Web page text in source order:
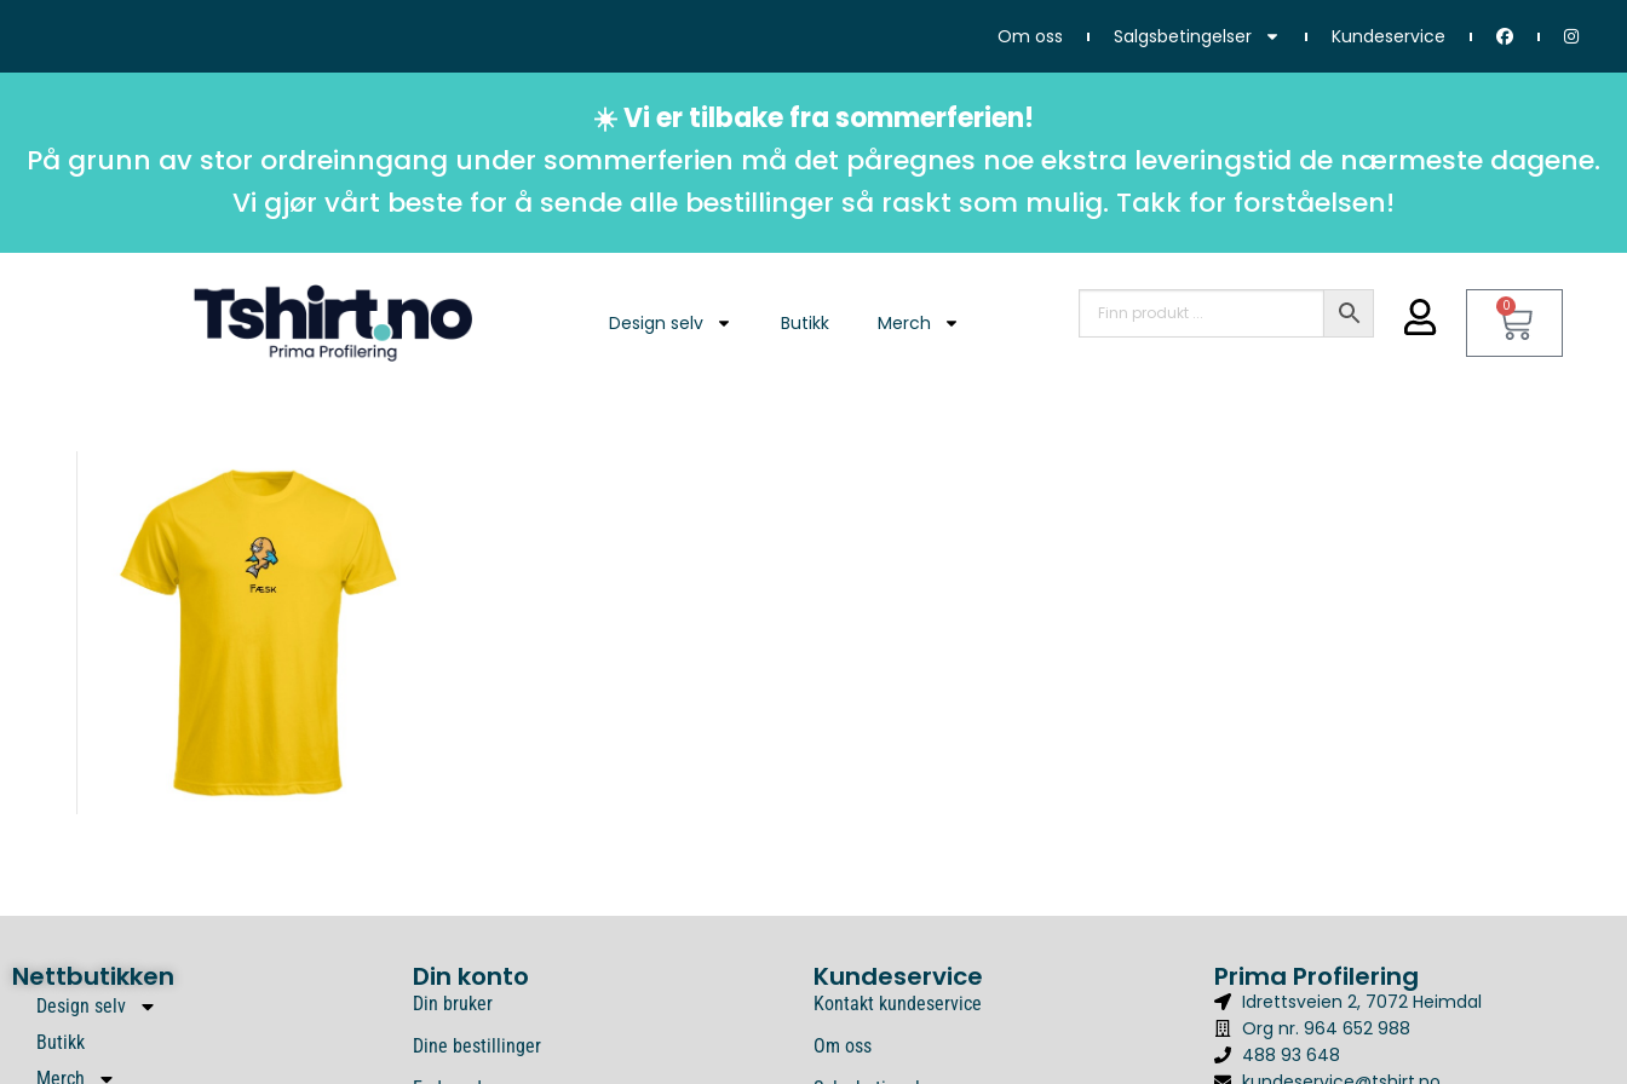
Om oss Salgsbetingelser Kundeservice
☀️ Vi er tilbake fra sommerferien!
På grunn av stor ordreinngang under sommerferien må det påregnes noe ekstra leveringstid de nærmeste dagene.
Vi gjør vårt beste for å sende alle bestillinger så raskt som mulig. Takk for forståelsen!
Design selv Butikk Merch
0
Nettbutikken Din konto Kundeservice Prima Profilering
Design selv
Butikk
Merch
Din bruker
Dine bestillinger
Kontakt kundeservice
Om oss
Idrettsveien 2, 7072 Heimdal
Org nr. 964 652 988
488 93 648